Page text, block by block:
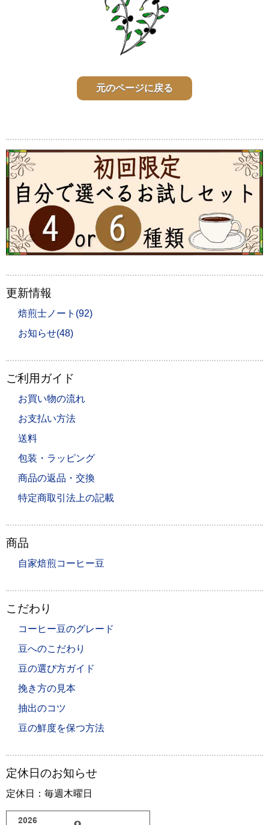
元のページに戻る
更新情報
焙煎士ノート(92)
お知らせ(48)
ご利用ガイド
お買い物の流れ
お支払い方法
送料
包装・ラッピング
商品の返品・交換
特定商取引法上の記載
商品
自家焙煎コーヒー豆
こだわり
コーヒー豆のグレード
豆へのこだわり
豆の選び方ガイド
挽き方の見本
抽出のコツ
豆の鮮度を保つ方法
定休日のお知らせ
定休日：毎週木曜日